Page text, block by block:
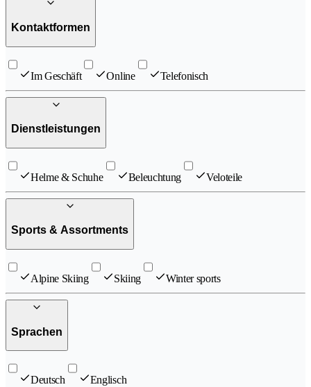
Kontaktformen
Im Geschäft Online Telefonisch
Dienstleistungen
Helme & Schuhe Beleuchtung Veloteile
Sports & Assortments
Alpine Skiing Skiing Winter sports
Sprachen
Deutsch Englisch